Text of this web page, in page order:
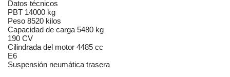
Datos técnicos
PBT 14000 kg
Peso 8520 kilos
Capacidad de carga 5480 kg
190 CV
Cilindrada del motor 4485 cc
E6
Suspensión neumática trasera